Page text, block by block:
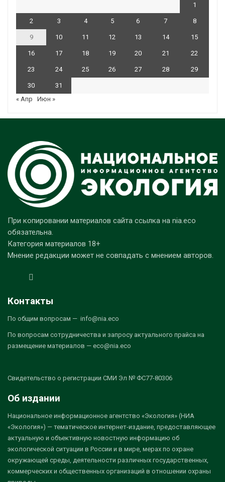
1
2 3 4 5 6 7 8
9 10 11 12 13 14 15
16 17 18 19 20 21 22
23 24 25 26 27 28 29
30
31
« Апр
Июн »
При копировании материалов сайта ссылка на nia.eco
обязательна.
Категория материалов 18+
Мнение редакции может не совпадать с мнением авторов.
Контакты
По общим вопросам — info@nia.eco
По вопросам сотрудничества и запросу актуального прайса на
размещение материалов — eco@nia.eco
Свидетельство о регистрации СМИ Эл № ФС77-80306
Об издании
Национальное информационное агентство «Экология» (НИА
«Экология») — тематическое интернет-издание, предоставляющее
актуальную и объективную новостную информацию об
экологической ситуации в России и в мире, мерах по охране
окружающей среды, деятельности различных государственных,
коммерческих и общественных организаций в отношении охраны